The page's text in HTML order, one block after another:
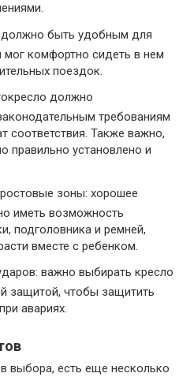
должно быть удобным для
мог комфортно сидеть в нем
поездок.
должно
требованиям
соответствия. Также важно,
правильно установлено и
зоны: хорошее
иметь возможность
подголовника и ремней,
вместе с ребенком.
важно выбирать кресло
защитой, чтобы защитить
авариях.
выбора, есть еще несколько